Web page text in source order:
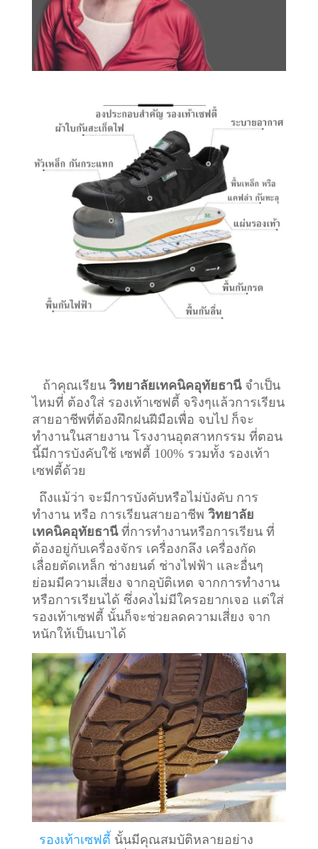
ถ้าคุณเรียน วิทยาลัยเทคนิคอุทัยธานีจำเป็น
ไหมที่ ต้องใส่ รองเท้าเซฟตี้ จริงๆแล้วการเรียน
สายอาชีพที่ต้องฝึกฝนฝีมือเพื่อ จบไป ก็จะ
ทำงานในสายงาน โรงงานอุตสาหกรรม ที่ตอน
นี้มีการบังคับใช้ เซฟตี้ 100% รวมทั้ง รองเท้า
เซฟตี้ด้วย
ถึงแม้ว่า จะมีการบังคับหรือไม่บังคับ การ
ทำงาน หรือ การเรียนสายอาชีพ วิทยาลัย
เทคนิคอุทัยธานีที่การทำงานหรือการเรียน ที่
ต้องอยู่กับเครื่องจักร เครื่องกลึง เครื่องกัด
เลื่อยตัดเหล็ก ช่างยนต์ ช่างไฟฟ้า และอื่นๆ
ย่อมมีความเสี่ยง จากอุบัติเหต จากการทำงาน
หรือการเรียนได้ ซึ่งคงไม่มีใครอยากเจอ แต่ใส่
รองเท้าเซฟตี้ นั้นก็จะช่วยลดความเสี่ยง จาก
หนักให้เป็นเบาได้
รองเท้าเซฟตี้ นั้นมีคุณสมบัติหลายอย่าง